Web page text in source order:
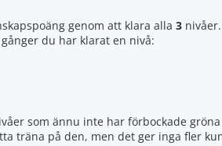
genom att klara alla 3 nivåer.
du har klarat en nivå:
som ännu inte har förbockade
träna på den, men det ger inga fler